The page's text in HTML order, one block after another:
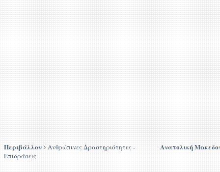
Περιβάλλον
Ανθρώπινες Δραστηριότητες -
Επιδράσεις
Ανατολική